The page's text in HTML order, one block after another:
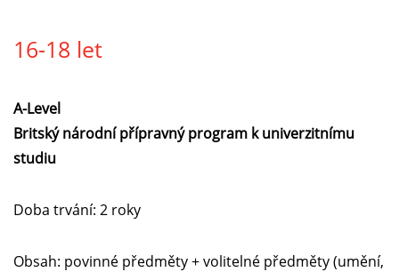
16-18 let
A-Level
Britský národní přípravný program k univerzitnímu
studiu
Doba trvání: 2 roky
Obsah: povinné předměty + volitelné předměty (umění,